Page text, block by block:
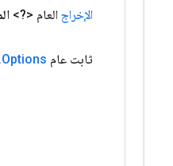
الإخراج العام <?>
ثابت عام .Options